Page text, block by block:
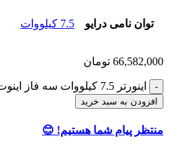
توان نامی درایو 7.5 کیلووات
66,582,000 تومان
اينورتر 7.5 کیلووات سه فاز اینوت invt سری GD27 عدد
افزودن به سبد خرید
منتظر پیام شما هستیم! 😊